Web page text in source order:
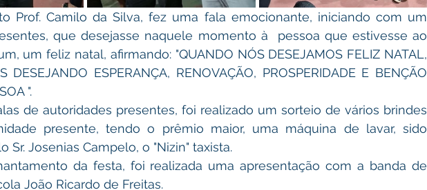
que desejasse naquele momento à  pessoa que estivesse ao
um feliz natal, afirmando: "QUANDO NÓS DESEJAMOS FELIZ NATAL,
DESEJANDO ESPERANÇA, RENOVAÇÃO, PROSPERIDADE E BENÇÃO
".
presente, tendo o prêmio maior, uma máquina de lavar, sido
Sr. Josenias Campelo, o "Nizin" taxista.
João Ricardo de Freitas.